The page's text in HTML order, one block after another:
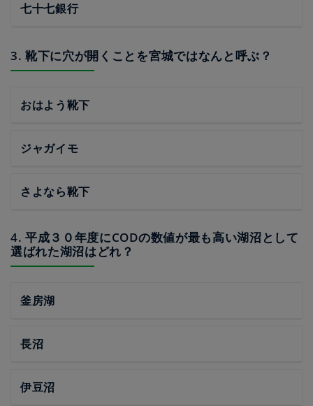
七十七銀行
3. 靴下に穴が開くことを宮城ではなんと呼ぶ？
おはよう靴下
ジャガイモ
さよなら靴下
4. 平成３０年度にCODの数値が最も高い湖沼として
選ばれた湖沼はどれ？
釜房湖
長沼
伊豆沼